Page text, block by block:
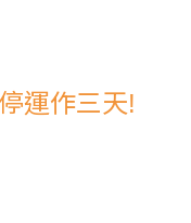
運作三天!